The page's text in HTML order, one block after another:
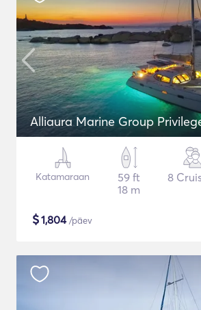
Alliaura Marine Group
Katamaraan
59 ft
18 m
8
$1,804/päev